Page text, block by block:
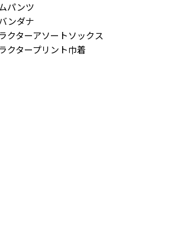
パンツ
ンダナ
クターアソートソックス
クタープリント巾着